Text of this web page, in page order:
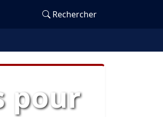
Rechercher
pour